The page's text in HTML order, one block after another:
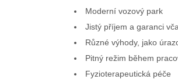
Moderní vozový park
Jistý příjem a garanci
Různé výhody, jako
Pitný režim během
Fyzioterapeutická péče